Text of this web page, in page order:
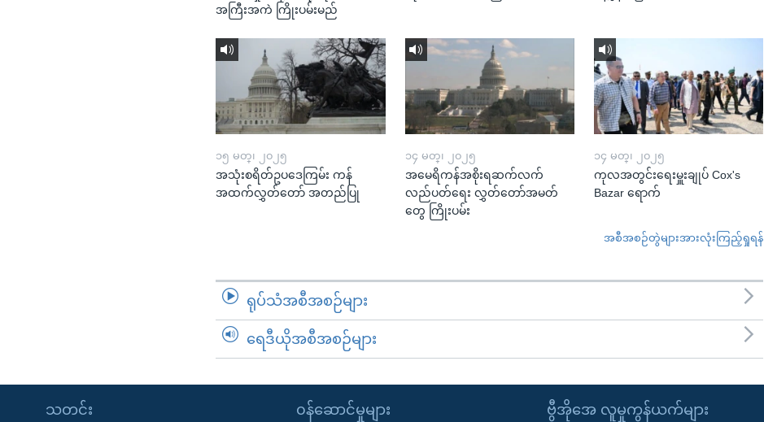
အကြီးအကဲ ကြိုးပမ်းမည်
၁၅ မတ္၊ ၂၀၂၅
အသုံးစရိတ်ဥပဒေကြမ်း ကန်
အထက်လွှတ်တော် အတည်ပြု
၁၄ မတ္၊ ၂၀၂၅
အမေရိကန်အစိုးရဆက်လက်
လည်ပတ်ရေး လွှတ်တော်အမတ်
တွေ ကြိုးပမ်း
၁၄ မတ္၊ ၂၀၂၅
ကုလအတွင်းရေးမှူးချုပ် Cox's
Bazar ရောက်
အစီအစဉ်တွဲများအားလုံးကြည့်ရှုရန်
ရုပ်သံအစီအစဉ်များ
ရေဒီယိုအစီအစဉ်များ
ဗွီအိုအေ လူမှုကွန်ယက်များ
သတင်း ၀န်ဆောင်မှုများ